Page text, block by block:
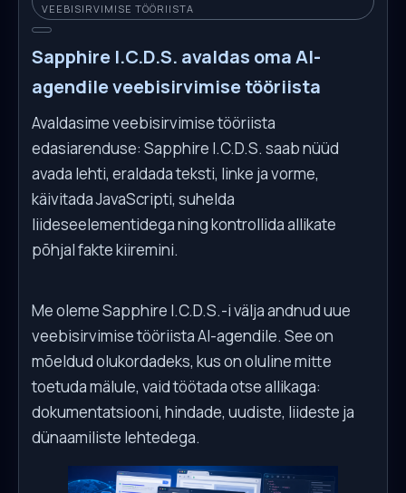
VEEBISIRVIMISE TÖÖRIISTA
Sapphire I.C.D.S. avaldas oma AI-
agendile veebisirvimise tööriista
Avaldasime veebisirvimise tööriista
edasiarenduse: Sapphire I.C.D.S. saab nüüd
avada lehti, eraldada teksti, linke ja vorme,
käivitada JavaScripti, suhelda
liideseelementidega ning kontrollida allikate
põhjal fakte kiiremini.
Me oleme Sapphire I.C.D.S.-i välja andnud uue
veebisirvimise tööriista AI-agendile. See on
mõeldud olukordadeks, kus on oluline mitte
toetuda mälule, vaid töötada otse allikaga:
dokumentatsiooni, hindade, uudiste, liideste ja
dünaamiliste lehtedega.